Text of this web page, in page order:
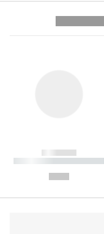
------------
----------- ----------- --------